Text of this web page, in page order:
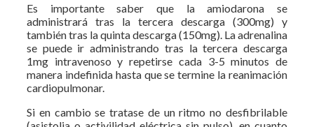
Es importante saber que la amiodarona se
administrará tras la tercera descarga (300mg) y
también tras la quinta descarga (150mg). La adrenalina
se puede ir administrando tras la tercera descarga
1mg intravenoso y repetirse cada 3-5 minutos de
manera indefinida hasta que se termine la reanimación
cardiopulmonar.
Si en cambio se tratase de un ritmo no desfibrilable